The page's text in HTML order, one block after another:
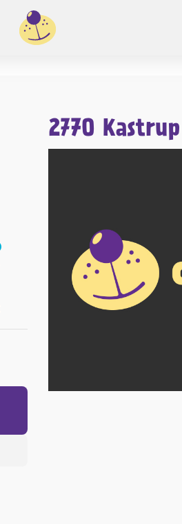
2770 Kastrup